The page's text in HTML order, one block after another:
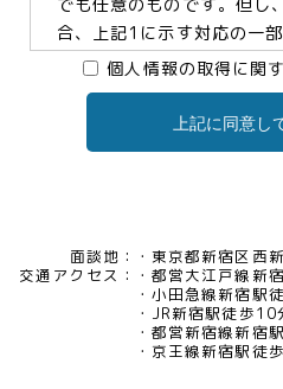
合、上記1に示す対応の一
ますので、予めご了承くだ
3.個人情報の提供及び委託
4.個人情報の開示等について
当社は、お客様本人から保
用目的の通知、開示、内容
個人情報の取得に関
上記に同意し
面談地：
東京都新宿区西
交通アクセス：
都営大江戸線新
小田急線新宿駅
JR新宿駅徒歩10
都営新宿線新宿
京王線新宿駅徒